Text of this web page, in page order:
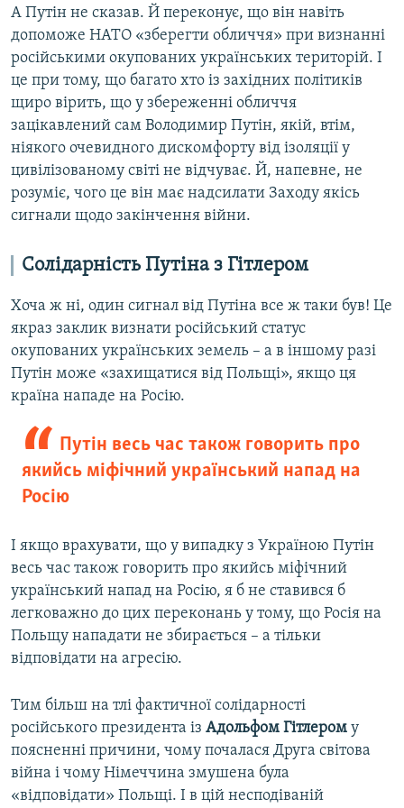
А Путін не сказав. Й переконує, що він навіть
допоможе НАТО «зберегти обличчя» при визнанні
російськими окупованих українських територій. І
це при тому, що багато хто із західних політиків
щиро вірить, що у збереженні обличчя
зацікавлений сам Володимир Путін, якій, втім,
ніякого очевидного дискомфорту від ізоляції у
цивілізованому світі не відчуває. Й, напевне, не
розуміє, чого це він має надсилати Заходу якісь
сигнали щодо закінчення війни.
Солідарність Путіна з Гітлером
Хоча ж ні, один сигнал від Путіна все ж таки був! Це
якраз заклик визнати російський статус
окупованих українських земель – а в іншому разі
Путін може «захищатися від Польщі», якщо ця
країна нападе на Росію.
Путін весь час також говорить про
якийсь міфічний український напад на
Росію
І якщо врахувати, що у випадку з Україною Путін
весь час також говорить про якийсь міфічний
український напад на Росію, я б не ставився б
легковажно до цих переконань у тому, що Росія на
Польщу нападати не збирається – а тільки
відповідати на агресію.
Тим більш на тлі фактичної солідарності
російського президента із Адольфом Гітлером у
поясненні причини, чому почалася Друга світова
війна і чому Німеччина змушена була
«відповідати» Польщі. І в цій несподіваній